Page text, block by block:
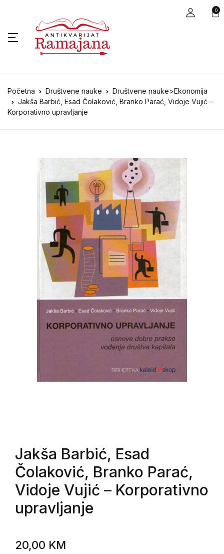
0
Početna Društvene nauke
Društvene nauke>Ekonomija
Jakša Barbić, Esad Čolaković, Branko Parać, Vidoje Vujić –
Korporativno upravljanje
Jakša Barbić, Esad
Čolaković, Branko Parać,
Vidoje Vujić – Korporativno
upravljanje
20,00 KM